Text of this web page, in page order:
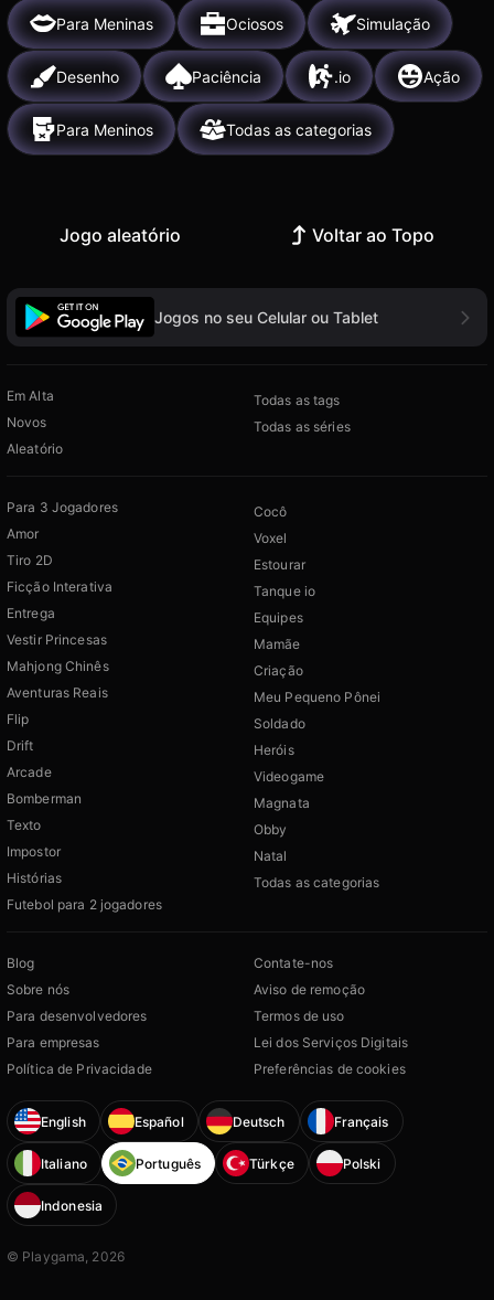
Para Meninas Ociosos Simulação
Desenho Paciência .io Ação
Para Meninos Todas as categorias
Jogo aleatório Voltar ao Topo
Jogos no seu Celular ou Tablet
Em Alta
Novos
Aleatório
Todas as tags
Todas as séries
Para 3 Jogadores
Amor
Tiro 2D
Ficção Interativa
Entrega
Vestir Princesas
Mahjong Chinês
Aventuras Reais
Flip
Drift
Arcade
Bomberman
Texto
Impostor
Histórias
Futebol para 2 jogadores
Cocô
Voxel
Estourar
Tanque io
Equipes
Mamãe
Criação
Meu Pequeno Pônei
Soldado
Heróis
Videogame
Magnata
Obby
Natal
Todas as categorias
Blog
Sobre nós
Para desenvolvedores
Para empresas
Política de Privacidade
Contate-nos
Aviso de remoção
Termos de uso
Lei dos Serviços Digitais
Preferências de cookies
English Español Deutsch Français
Italiano Português Türkçe Polski
Indonesia
© Playgama, 2026